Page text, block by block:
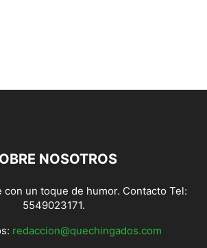
NOSOTROS
con un toque de humor. Contacto Tel:
5549023171.
redaccion@quechingados.com